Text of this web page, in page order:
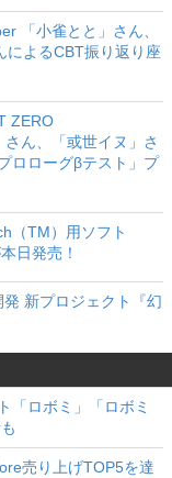
「小雀とと」さん、
によるCBT振り返り座
ZERO
ん、「或世イヌ」さ
ロローグβテスト」プ
（TM）用ソフト
日発売！
新プロジェクト『幻
「ロボミ」「ロボミ
売り上げTOP5を達